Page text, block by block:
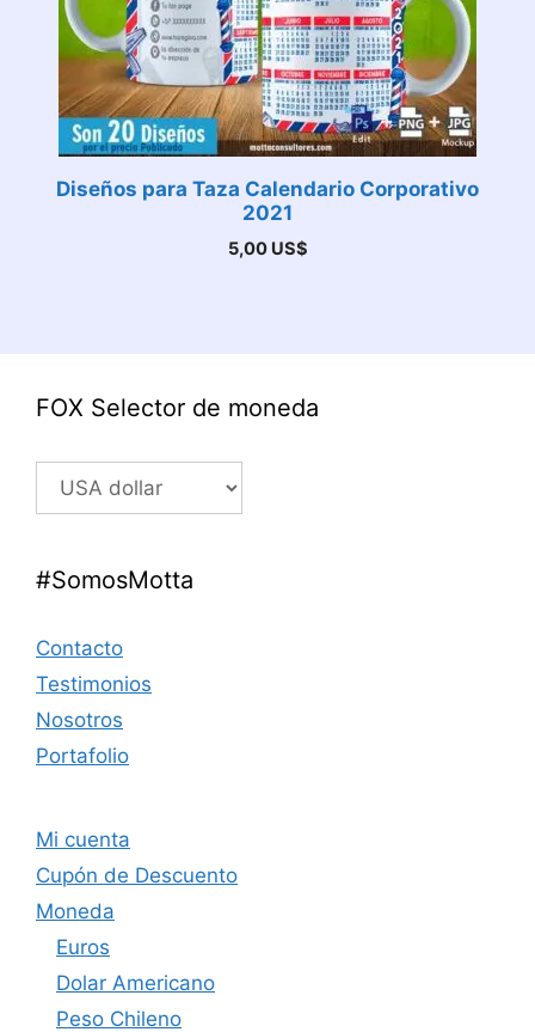
Diseños para Taza Calendario Corporativo
2021
5,00 US$
FOX Selector de moneda
#SomosMotta
Contacto
Testimonios
Nosotros
Portafolio
Mi cuenta
Cupón de Descuento
Moneda
Euros
Dolar Americano
Peso Chileno